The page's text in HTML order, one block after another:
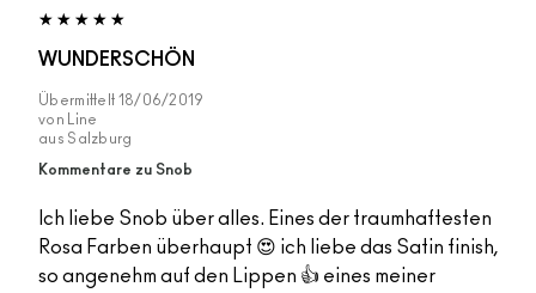
WUNDERSCHÖN
Übermittelt 18/06/2019
von
Line
aus Salzburg
Kommentare zu Snob
Ich liebe Snob über alles. Eines der traumhaftesten
Rosa Farben überhaupt 😍 ich liebe das Satin finish,
so angenehm auf den Lippen 👍 eines meiner